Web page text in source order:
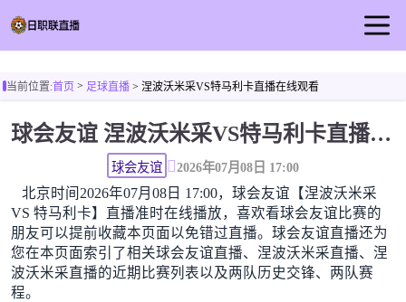
足球直播
足球视频
足球新闻
当前位置:首页> 足球直播> 涅波沃米采VS特马利卡直播在线观看
球会友谊 涅波沃米采VS特马利卡直播在线观看高清无插件
球会友谊 2026年07月08日 17:00
北京时间2026年07月08日 17:00，球会友谊【涅波沃米采
VS 特马利卡】直播准时在线播放，喜欢看球会友谊比赛的
朋友可以提前收藏本页面以免错过直播。球会友谊直播还为
您在本页面索引了相关球会友谊直播、涅波沃米采直播、涅
波沃米采直播的近期比赛列表以及两队历史交锋、两队赛
程。